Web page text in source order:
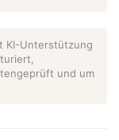
KI-Unterstützung
und um